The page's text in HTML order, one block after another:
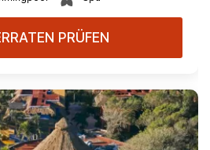
PRÜFEN